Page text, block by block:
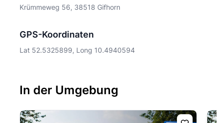
Krümmeweg 56, 38518 Gifhorn
GPS-Koordinaten
Lat 52.5325899, Long 10.4940594
In der Umgebung